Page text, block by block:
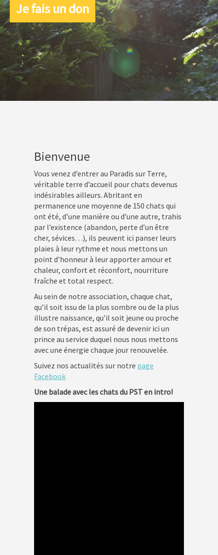
Je fais un don
Bienvenue
Vous venez d’entrer au Paradis sur Terre,
véritable terre d’accueil pour chats devenus
indésirables ailleurs. Abritant en
permanence une moyenne de 150 chats qui
ont été, d’une manière ou d’une autre, trahis
par l’existence (abandon, perte d’un être
cher, sévices…), ils peuvent ici panser leurs
plaies à leur rythme et nous mettons un
point d’honneur à leur apporter amour et
chaleur, confort et réconfort, nourriture
fraîche et total respect.
Au sein de notre association, chaque chat,
qu’il soit issu de la plus sombre ou de la plus
illustre naissance, qu’il soit jeune ou proche
de son trépas, est assuré de devenir ici un
prince au service duquel nous nous mettons
avec une énergie chaque jour renouvelée.
Suivez nos actualités sur notre page
Facebook
Une balade avec les chats du PST en intro!